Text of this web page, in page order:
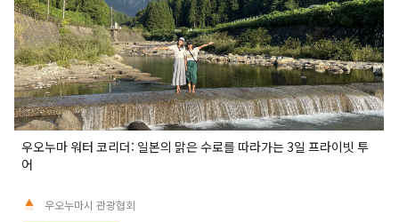
우오누마 워터 코리더: 일본의 맑은 수로를 따라가는 3일 프라이빗 투
어
우오누마시 관광협회